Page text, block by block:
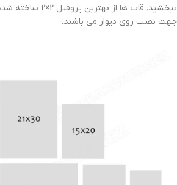
ببخشید. قاب ها از
جهت نصب روی دیوار می باشند.